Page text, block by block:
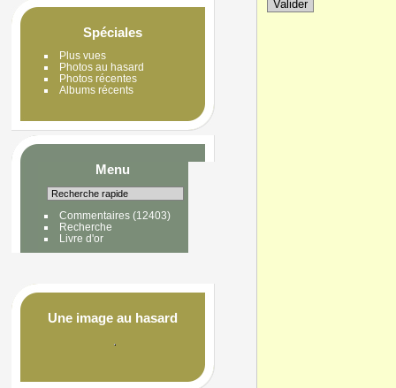
Spéciales
Plus vues
Photos au hasard
Photos récentes
Albums récents
Menu
Commentaires(12403)
Recherche
Livre d'or
Une image au hasard